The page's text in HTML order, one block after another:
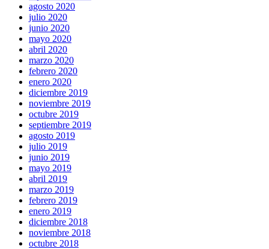
agosto 2020
julio 2020
junio 2020
mayo 2020
abril 2020
marzo 2020
febrero 2020
enero 2020
diciembre 2019
noviembre 2019
octubre 2019
septiembre 2019
agosto 2019
julio 2019
junio 2019
mayo 2019
abril 2019
marzo 2019
febrero 2019
enero 2019
diciembre 2018
noviembre 2018
octubre 2018